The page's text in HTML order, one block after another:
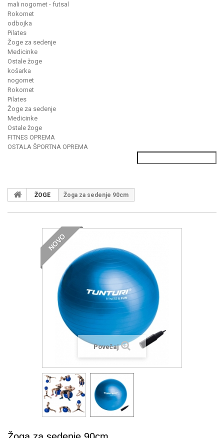
mali nogomet - futsal
Rokomet
odbojka
Pilates
Žoge za sedenje
Medicinke
Ostale žoge
košarka
nogomet
Rokomet
Pilates
Žoge za sedenje
Medicinke
Ostale žoge
FITNES OPREMA
OSTALA ŠPORTNA OPREMA
ŽOGE Žoga za sedenje 90cm
NOVO
Povečaj